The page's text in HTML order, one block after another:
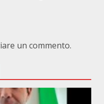
un commento.